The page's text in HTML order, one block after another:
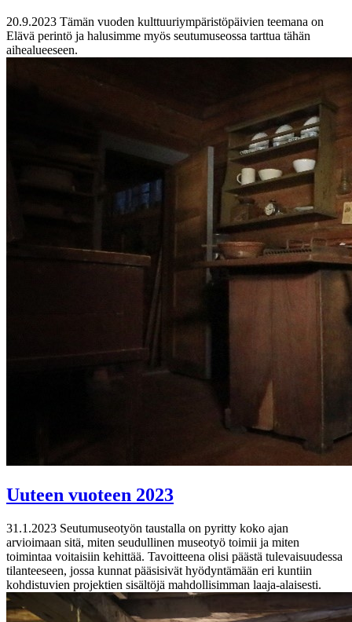
20.9.2023 Tämän vuoden kulttuuriympäristöpäivien teemana on
Elävä perintö ja halusimme myös seutumuseossa tarttua tähän
aihealueeseen.
Uuteen vuoteen 2023
31.1.2023 Seutumuseotyön taustalla on pyritty koko ajan
arvioimaan sitä, miten seudullinen museotyö toimii ja miten
toimintaa voitaisiin kehittää. Tavoitteena olisi päästä tulevaisuudessa
tilanteeseen, jossa kunnat pääsisivät hyödyntämään eri kuntiin
kohdistuvien projektien sisältöjä mahdollisimman laaja-alaisesti.